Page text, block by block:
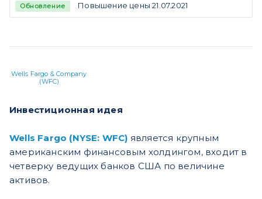
Обновление Повышение цены 21.07.2021
Wells Fargo & Company
(WFC)
Инвестиционная идея
Wells Fargo (NYSE: WFC) является крупным
американским финансовым холдингом, входит в
четверку ведущих банков США по величине
активов.